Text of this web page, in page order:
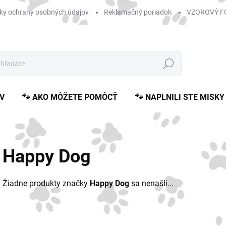
ochrany osobných údajov Reklamačný poriadok VZOROVÝ
Hľadať
🐾 AKO MÔŽETE POMÔCŤ 🐾 NAPLNILI STE MISKY
Happy Dog
Žiadne produkty značky Happy Dog sa nenašli...